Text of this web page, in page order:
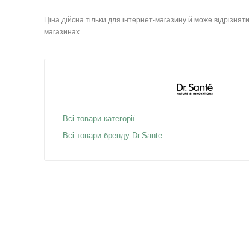
Ціна дійсна тільки для інтернет-магазину й може
магазинах.
Всі товари категорії
Всі товари бренду Dr.Sante